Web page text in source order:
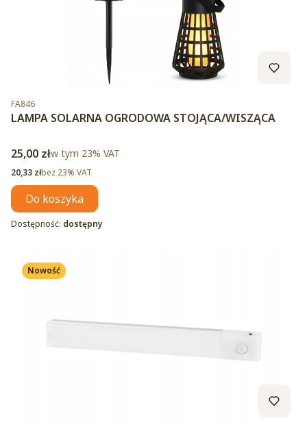
Kod produktu
FA846
LAMPA SOLARNA OGRODOWA STOJĄCA/WISZĄCA
Cena brutto
25,00 złw tym %s VAT
w tym 23% VAT
Cena netto
20,33 złbez 23% VAT
Do koszyka
Dostępność: dostępny
Nowość